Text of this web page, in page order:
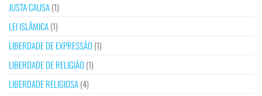
JUSTA CAUSA(1)
LEI ISLÂMICA(1)
LIBERDADE DE EXPRESSÃO (1)
LIBERDADE DE RELIGIÃO (1)
LIBERDADE RELIGIOSA(4)